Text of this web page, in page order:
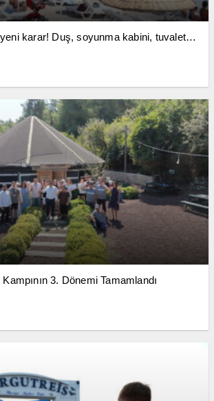
yeni karar! Duş, soyunma kabini, tuvalet…
3. Dönemi Tamamlandı